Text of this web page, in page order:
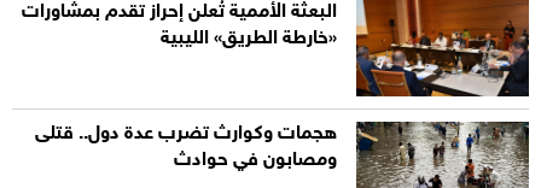
البعثة الأممية تُعلن إحراز تقدم بمشاورات
«خارطة الطريق» الليبية
هجمات وكوارث تضرب عدة دول.. قتلى
ومصابون في حوادث